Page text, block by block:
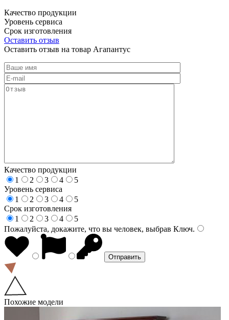
Качество продукции
Уровень сервиса
Срок изготовления
Оставить отзыв
Оставить отзыв на товар Агапантус
Качество продукции
1
2 3 4
5
Уровень сервиса
1
2 3 4
5
Срок изготовления
1
2 3 4
5
Пожалуйста, докажите, что вы человек, выбрав Ключ.
Похожие модели